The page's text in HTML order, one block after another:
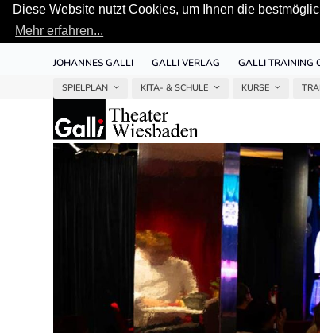
Diese Website nutzt Cookies, um Ihnen die
Mehr erfahren...
JOHANNES GALLI GALLI VERLAG GALLI TRAINING
SPIELPLAN KITA- & SCHULE KURSE